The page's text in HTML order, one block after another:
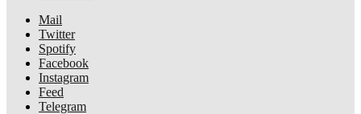
Mail
Twitter
Spotify
Facebook
Instagram
Feed
Telegram